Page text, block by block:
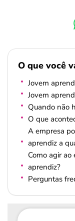
O que você
Jovem
Jovem
Quando não
O que
A empresa
aprendiz a
Como agir
aprendiz?
Perguntas